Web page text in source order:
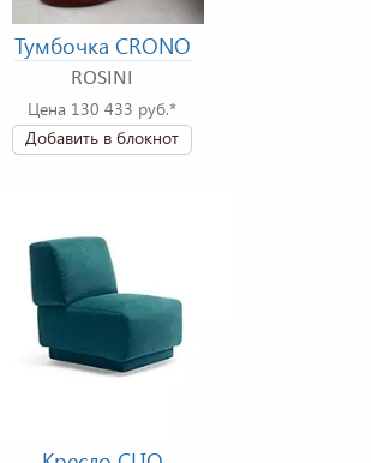
Тумбочка CRONO
ROSINI
Цена 130 433 руб.*
Добавить в блокнот